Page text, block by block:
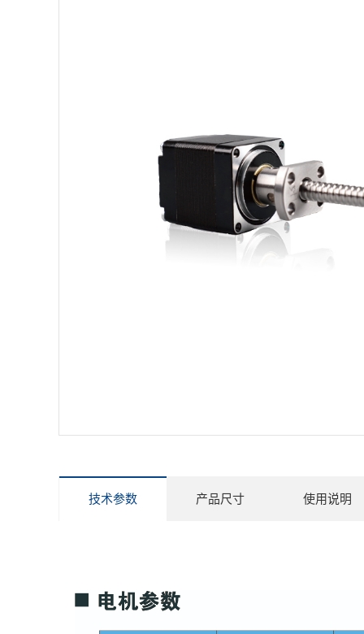
技术参数 产品尺寸 使用说明